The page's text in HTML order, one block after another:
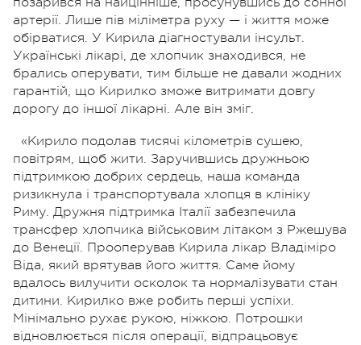
артерії. Лише пів міліметра руху — і життя може
обірватися. У Кирила діагностували інсульт.
Українські лікарі, де хлопчик знаходився, не
брались оперувати, тим більше не давали жодних
гарантій, що Кирилко зможе витримати довгу
дорогу до іншої лікарні. Але він зміг.
«Кирило подолав тисячі кілометрів сушею,
повітрям, щоб жити. Заручившись дружньою
підтримкою добрих сердець, наша команда
ризикнула і транспортувала хлопця в клініку
Риму. Дружня підтримка Італії забезпечила
трансфер хлопчика військовим літаком з Ржешува
до Венеції. Прооперував Кирила лікар Владіміро
Віда, який врятував його життя. Саме йому
вдалось вилучити осколок та нормалізувати стан
дитини. Кирилко вже робить перші успіхи.
Мінімально рухає рукою, ніжкою. Потрошки
відновлюється після операції, відпрацьовує